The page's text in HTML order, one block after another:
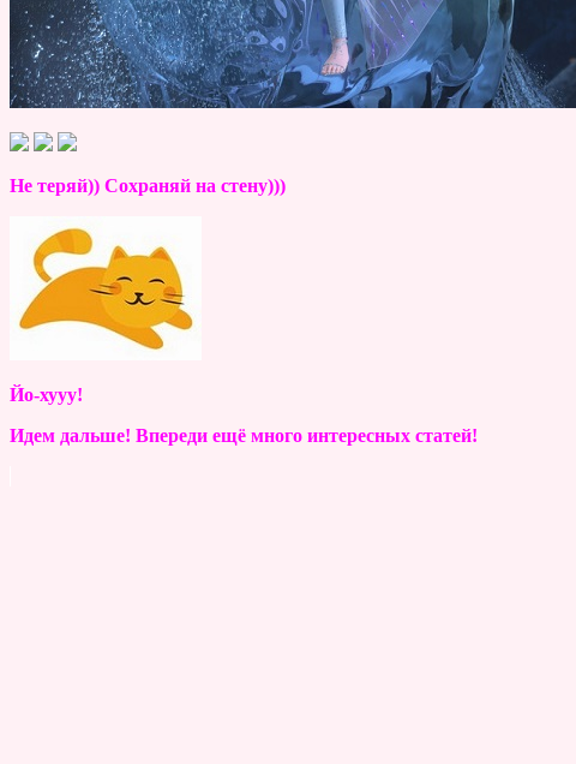
Не теряй)) Сохраняй на стену)))
Йо-хууу!
Идем дальше! Впереди ещё много интересных статей!